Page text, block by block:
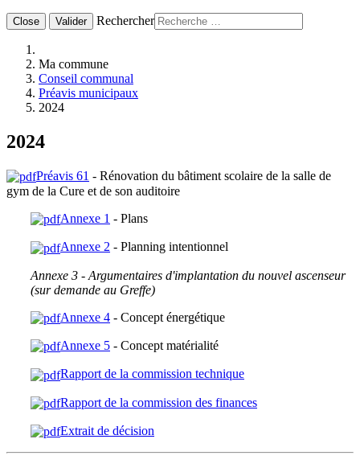
Close Valider Rechercher
Ma commune
Conseil communal
Préavis municipaux
2024
2024
Préavis 61 - Rénovation du bâtiment scolaire de la salle de
gym de la Cure et de son auditoire
Annexe 1 - Plans
Annexe 2 - Planning intentionnel
Annexe 3 - Argumentaires d'implantation du nouvel ascenseur
(sur demande au Greffe)
Annexe 4 - Concept énergétique
Annexe 5 - Concept matérialité
Rapport de la commission technique
Rapport de la commission des finances
Extrait de décision